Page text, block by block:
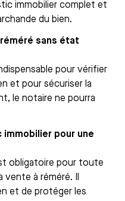
immobilier complet et
du bien.
sans état
pour vérifier
et pour sécuriser la
le notaire ne pourra
pour une
obligatoire pour toute
vente à réméré. Il
et de protéger les